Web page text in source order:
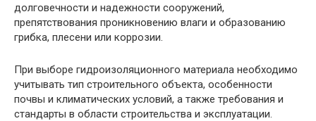
долговечности и надежности сооружений,
препятствования проникновению влаги и образованию
грибка, плесени или коррозии.
При выборе гидроизоляционного материала необходимо
учитывать тип строительного объекта, особенности
почвы и климатических условий, а также требования и
стандарты в области строительства и эксплуатации.